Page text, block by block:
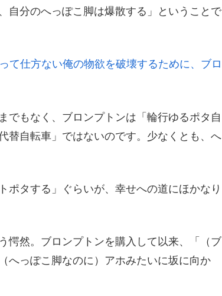
自分のへっぽこ脚は爆散する」ということで
て仕方ない俺の物欲を破壊するために、ブロ
でもなく、ブロンプトンは「輪行ゆるポタ自
替自転車」ではないのです。少なくとも、へ
ポタする」ぐらいが、幸せへの道にほかなり
愕然。ブロンプトンを購入して以来、「（ブ
へっぽこ脚なのに）アホみたいに坂に向か